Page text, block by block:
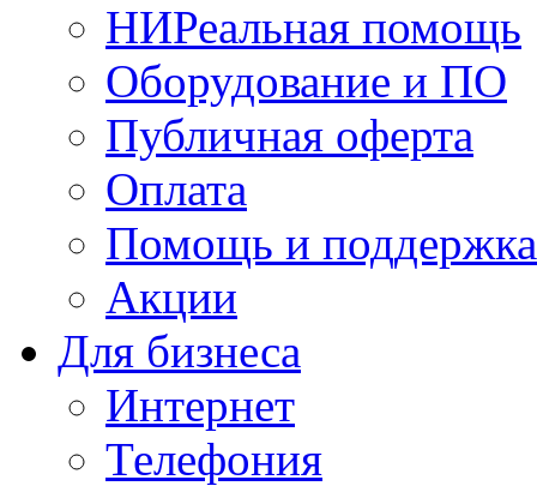
НИРеальная помощь
Оборудование и ПО
Публичная оферта
Оплата
Помощь и поддержка
Акции
Для бизнеса
Интернет
Телефония